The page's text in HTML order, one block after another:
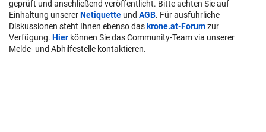
geprüft und anschließend veröffentlicht. Bitte achten Sie auf
Einhaltung unsererNetiquette und AGB. Für ausführliche
Diskussionen steht Ihnen ebenso das krone.at-Forumzur
Verfügung. Hier können Sie das Community-Team via unserer
Melde- und Abhilfestelle kontaktieren.